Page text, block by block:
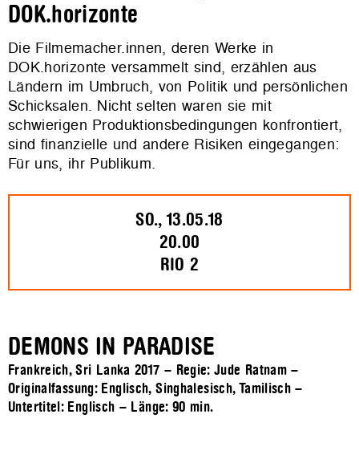
DOK.horizonte
Die Filmemacher.innen, deren Werke in
DOK.horizonte versammelt sind, erzählen aus
Ländern im Umbruch, von Politik und persönlichen
Schicksalen. Nicht selten waren sie mit
schwierigen Produktionsbedingungen konfrontiert,
sind finanzielle und andere Risiken eingegangen:
Für uns, ihr Publikum.
SO., 13.05.18
20.00
RIO 2
DEMONS IN PARADISE
Frankreich, Sri Lanka 2017 – Regie: Jude Ratnam –
Originalfassung: Englisch, Singhalesisch, Tamilisch –
Untertitel: Englisch – Länge:90 min.